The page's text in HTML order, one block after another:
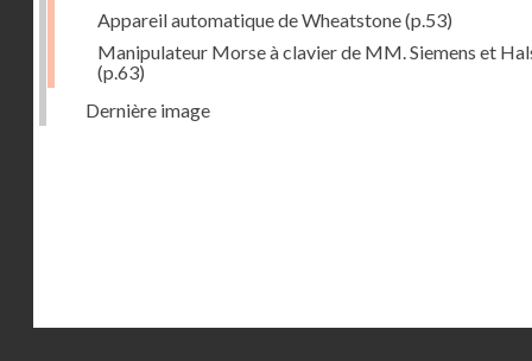
Appareil automatique de Wheatstone(p.53)
Manipulateur Morse à clavier de MM. Siemens et
(p.63)
Dernière image